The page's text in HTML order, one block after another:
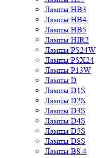
Лампы HB3
Лампы HB4
Лампы HB5
Лампы HIR2
Лампы PS24W
Лампы PSX24
Лампы P13W
Лампы D
Лампы D1S
Лампы D2S
Лампы D3S
Лампы D4S
Лампы D5S
Лампы D8S
Лампы B8.4